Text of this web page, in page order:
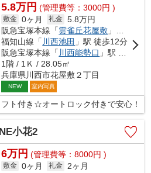
5.8万円 (管理費等：3000円 )
敷金 0ヶ月 礼金 5.8万円
阪急宝塚本線「雲雀丘花屋敷 」駅 徒歩3分
福知山線「 川西池田 」駅 徒歩12分
阪急宝塚本線「 川西能勢口 」駅 徒歩13分
1階 / 1Ｋ / 28.05㎡
兵庫県川西市花屋敷２丁目
NEW 室内写真
ト付き☆オートロック付きで安心！
小花2
6万円 (管理費等：8000円 )
敷金 0ヶ月 礼金
2ヶ月